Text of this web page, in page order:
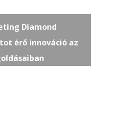
Diamond
érő innováció az